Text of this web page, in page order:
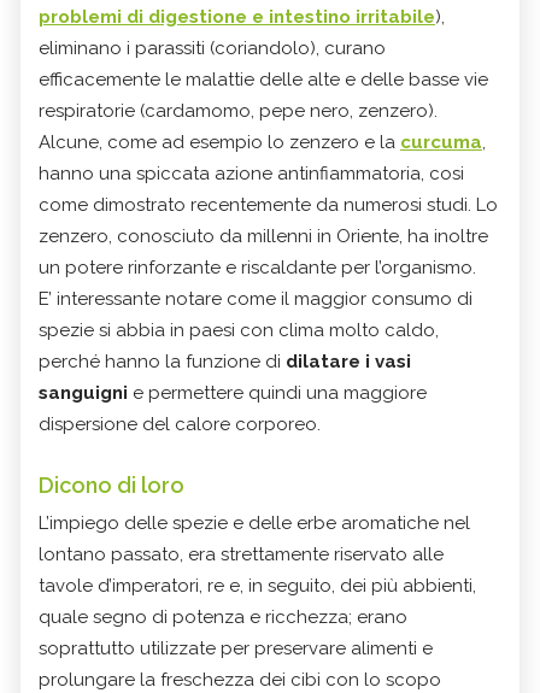
problemi di digestione e intestino irritabile),
eliminano i parassiti (coriandolo), curano
efficacemente le malattie delle alte e delle basse vie
respiratorie (cardamomo, pepe nero, zenzero).
Alcune, come ad esempio lo zenzero e la curcuma,
hanno una spiccata azione antinfiammatoria, cosi
come dimostrato recentemente da numerosi studi. Lo
zenzero, conosciuto da millenni in Oriente, ha inoltre
un potere rinforzante e riscaldante per l’organismo.
E’ interessante notare come il maggior consumo di
spezie si abbia in paesi con clima molto caldo,
perché hanno la funzione di dilatare i vasi
sanguigni e permettere quindi una maggiore
dispersione del calore corporeo.
Dicono di loro
L’impiego delle spezie e delle erbe aromatiche nel
lontano passato, era strettamente riservato alle
tavole d’imperatori, re e, in seguito, dei più abbienti,
quale segno di potenza e ricchezza; erano
soprattutto utilizzate per preservare alimenti e
prolungare la freschezza dei cibi con lo scopo